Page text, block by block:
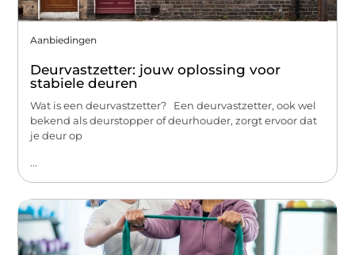
Aanbiedingen
Deurvastzetter: jouw oplossing voor
stabiele deuren
Wat is een deurvastzetter? Een deurvastzetter, ook wel
bekend als deurstopper of deurhouder, zorgt ervoor dat
je deur op
...